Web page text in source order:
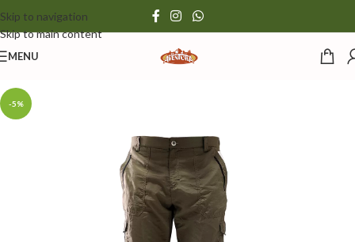
Skip to navigation
Skip to main content
MENU
-5%